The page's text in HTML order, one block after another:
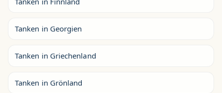
Tanken in Georgien
Tanken in Griechenland
Tanken in Grönland